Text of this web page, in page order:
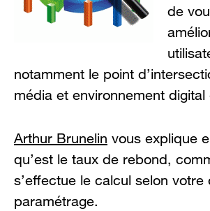
de
notamment le point
média et environnement
Arthur Brunelin vous explique
qu’est le taux de rebond,
s’effectue le calcul selon votre
paramétrage.